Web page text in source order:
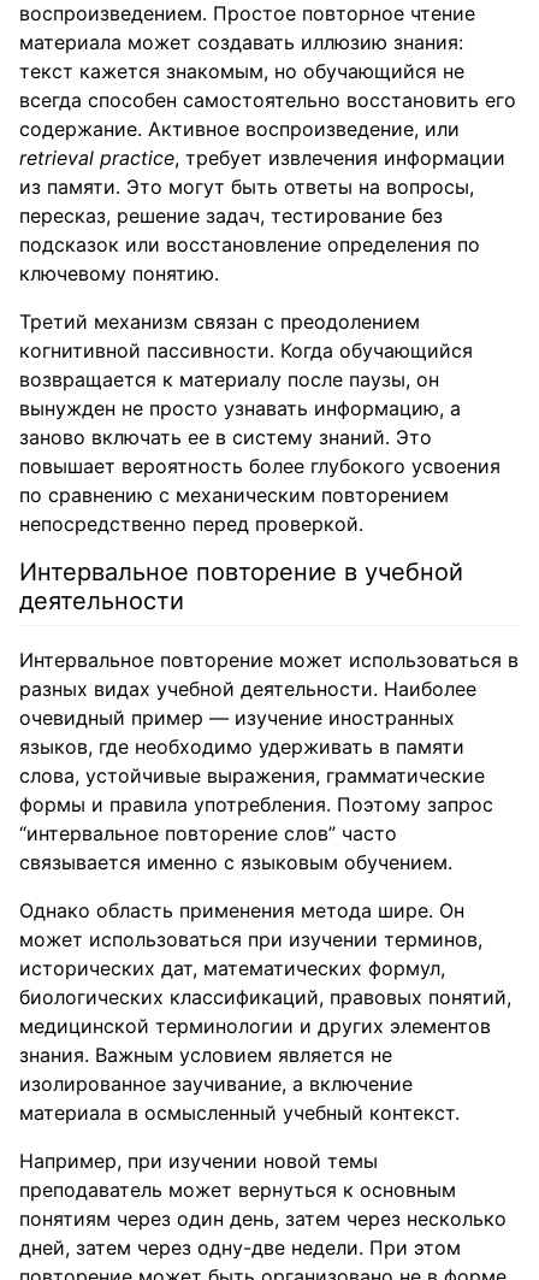
воспроизведением. Простое повторное чтение
материала может создавать иллюзию знания:
текст кажется знакомым, но обучающийся не
всегда способен самостоятельно восстановить его
содержание. Активное воспроизведение, или
retrieval practice, требует извлечения информации
из памяти. Это могут быть ответы на вопросы,
пересказ, решение задач, тестирование без
подсказок или восстановление определения по
ключевому понятию.
Третий механизм связан с преодолением
когнитивной пассивности. Когда обучающийся
возвращается к материалу после паузы, он
вынужден не просто узнавать информацию, а
заново включать ее в систему знаний. Это
повышает вероятность более глубокого усвоения
по сравнению с механическим повторением
непосредственно перед проверкой.
Интервальное повторение в учебной
деятельности
Интервальное повторение может использоваться в
разных видах учебной деятельности. Наиболее
очевидный пример — изучение иностранных
языков, где необходимо удерживать в памяти
слова, устойчивые выражения, грамматические
формы и правила употребления. Поэтому запрос
“интервальное повторение слов” часто
связывается именно с языковым обучением.
Однако область применения метода шире. Он
может использоваться при изучении терминов,
исторических дат, математических формул,
биологических классификаций, правовых понятий,
медицинской терминологии и других элементов
знания. Важным условием является не
изолированное заучивание, а включение
материала в осмысленный учебный контекст.
Например, при изучении новой темы
преподаватель может вернуться к основным
понятиям через один день, затем через несколько
дней, затем через одну-две недели. При этом